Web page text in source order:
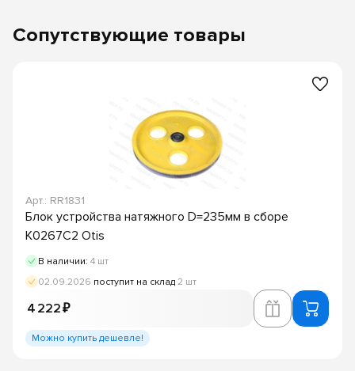
Сопутствующие товары
Арт.: RR1831
Блок устройства натяжного D=235мм в сборе
K0267C2 Otis
В наличии: 4 шт
02.09.2026 поступит на склад 2 шт
4 222 ₽
Можно купить дешевле!